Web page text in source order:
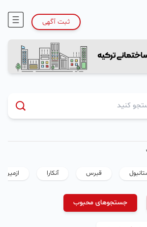
ثبت آگهی
قبرس آنکارا ازمیر
جستجوهای محبوب